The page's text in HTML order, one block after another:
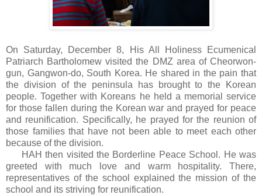
On Saturday, December 8, His All Holiness Ecumenical
Patriarch Bartholomew visited the DMZ area of ​​Cheorwon-
gun, Gangwon-do, South Korea. He shared in the pain that
the division of the peninsula has brought to the Korean
people. Together with Koreans he held a memorial service
for those fallen during the Korean war and prayed for peace
and reunification. Specifically, he prayed for the reunion of
those families that have not been able to meet each other
because of the division.
HAH then visited the Borderline Peace School. He was
greeted with much love and warm hospitality. There,
representatives of the school explained the mission of the
school and its striving for reunification.